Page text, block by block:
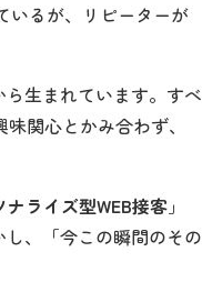
いるが、リピーターが
ら生まれています。すべ
関心とかみ合わず、
ライズ型WEB接客」
、「今この瞬間のその